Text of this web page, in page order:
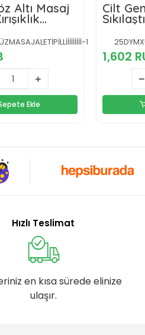
Altı Masaj
Nemlendirici
1
Ekle
Cilt
Kolajen
1,602
Hızlı Teslimat
en kısa sürede elinize
ulaşır.